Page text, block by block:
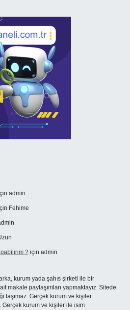
admin
Fehime
? için admin
kurum yada şahıs şirketi ile bir
makale paylaşımları yapmaktayız. Sitede
taşımaz. Gerçek kurum ve kişiler
Gerçek kurum ve kişiler ile isim